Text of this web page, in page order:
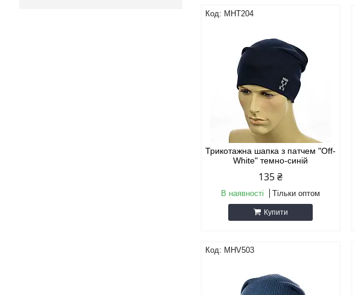
MHT204
Трикотажна шапка з патчем "Off-
White" темно-синій
135 ₴
В наявності Тільки оптом
Купити
MHV503